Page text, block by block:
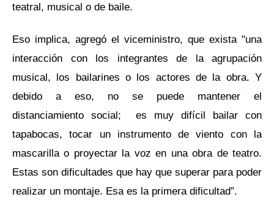
teatral, musical o de baile.
Eso implica, agregó el viceministro, que exista "una
interacción con los integrantes de la agrupación
musical, los bailarines o los actores de la obra. Y
debido a eso, no se puede mantener el
distanciamiento social; es muy difícil bailar con
tapabocas, tocar un instrumento de viento con la
mascarilla o proyectar la voz en una obra de teatro.
Estas son dificultades que hay que superar para poder
realizar un montaje. Esa es la primera dificultad”.